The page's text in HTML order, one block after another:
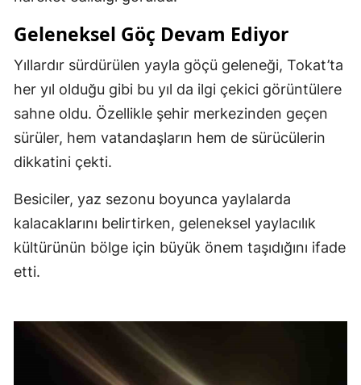
Geleneksel Göç Devam Ediyor
Yıllardır sürdürülen yayla göçü geleneği, Tokat’ta
her yıl olduğu gibi bu yıl da ilgi çekici görüntülere
sahne oldu. Özellikle şehir merkezinden geçen
sürüler, hem vatandaşların hem de sürücülerin
dikkatini çekti.
Besiciler, yaz sezonu boyunca yaylalarda
kalacaklarını belirtirken, geleneksel yaylacılık
kültürünün bölge için büyük önem taşıdığını ifade
etti.